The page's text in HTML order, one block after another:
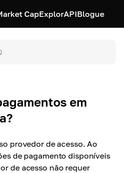
CapExplorAPIBlogue
em
provedor de acesso. Ao
de pagamento disponíveis
de acesso não requer